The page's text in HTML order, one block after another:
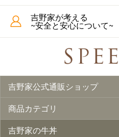
吉野家が考える
~安全と安心について~
吉野家公式通販ショップ
商品カテゴリ
吉野家の牛丼